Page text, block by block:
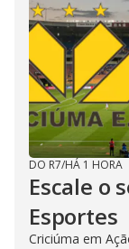
DO R7/HÁ 1 HORA
Escale o
Esportes
Criciúma em